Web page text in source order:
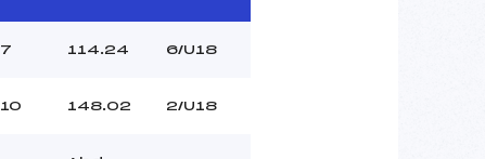
7 114.24 6/U18
10 148.02 2/U18